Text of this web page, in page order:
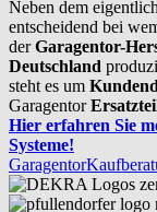
Neben dem
entscheidend bei
derGaragentor-
Deutschland
steht es um
Garagentor
Hier erfahren Sie
Systeme!
Garagentor